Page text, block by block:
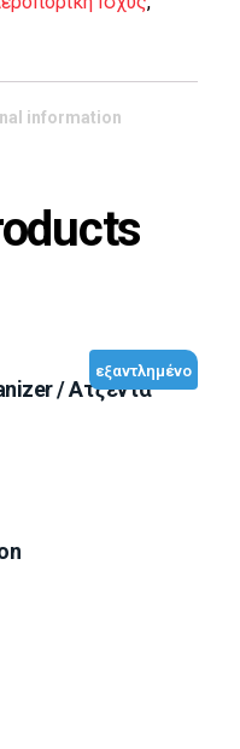
information
εξαντλημένο
/ Ατζέντα